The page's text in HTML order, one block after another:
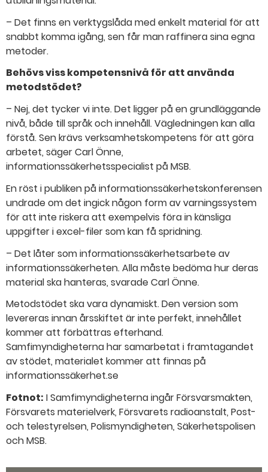
– Det finns en verktygslåda med enkelt material för att
snabbt komma igång, sen får man raffinera sina egna
metoder.
Behövs viss kompetensnivå för att använda
metodstödet?
– Nej, det tycker vi inte. Det ligger på en grundläggande
nivå, både till språk och innehåll. Vägledningen kan alla
förstå. Sen krävs verksamhetskompetens för att göra
arbetet, säger Carl Önne,
informationssäkerhetsspecialist på MSB.
En röst i publiken på informationssäkerhetskonferensen
undrade om det ingick någon form av varningssystem
för att inte riskera att exempelvis föra in känsliga
uppgifter i excel-filer som kan få spridning.
– Det låter som informationssäkerhetsarbete av
informationssäkerheten. Alla måste bedöma hur deras
material ska hanteras, svarade Carl Önne.
Metodstödet ska vara dynamiskt. Den version som
levereras innan årsskiftet är inte perfekt, innehållet
kommer att förbättras efterhand.
Samfimyndigheterna har samarbetat i framtagandet
av stödet, materialet kommer att finnas på
informationssäkerhet.se
Fotnot: I Samfimyndigheterna ingår Försvarsmakten,
Försvarets materielverk, Försvarets radioanstalt, Post-
och telestyrelsen, Polismyndigheten, Säkerhetspolisen
och MSB.